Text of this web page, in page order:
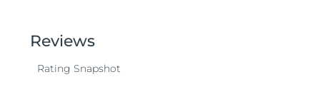
stars,
average
value.